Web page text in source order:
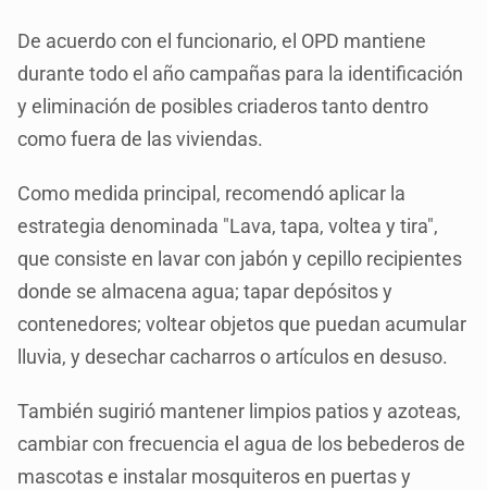
De acuerdo con el funcionario, el OPD mantiene
durante todo el año campañas para la identificación
y eliminación de posibles criaderos tanto dentro
como fuera de las viviendas.
Como medida principal, recomendó aplicar la
estrategia denominada "Lava, tapa, voltea y tira",
que consiste en lavar con jabón y cepillo recipientes
donde se almacena agua; tapar depósitos y
contenedores; voltear objetos que puedan acumular
lluvia, y desechar cacharros o artículos en desuso.
También sugirió mantener limpios patios y azoteas,
cambiar con frecuencia el agua de los bebederos de
mascotas e instalar mosquiteros en puertas y